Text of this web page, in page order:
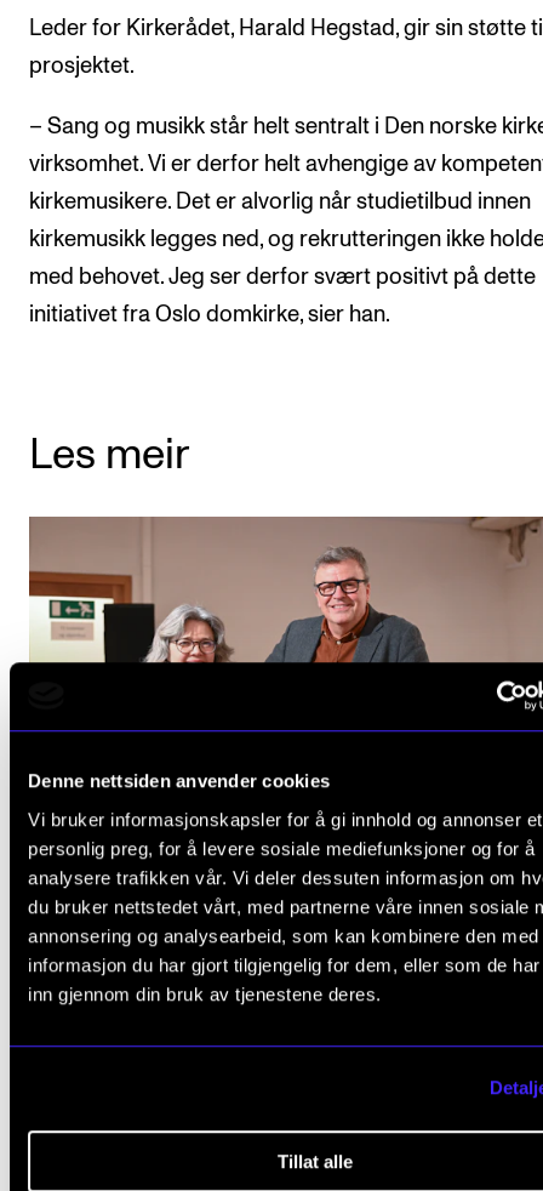
Denne nettsiden anvender cookies
Vi bruker informasjonskapsler for å gi innhold og annonser et
personlig preg, for å levere sosiale mediefunksjoner og for å
analysere trafikken vår. Vi deler dessuten informasjon om
du bruker nettstedet vårt, med partnerne våre innen sosiale
annonsering og analysearbeid, som kan kombinere den med
informasjon du har gjort tilgjengelig for dem, eller som de
inn gjennom din bruk av tjenestene deres.
Tillat alle
Leder for Kirkerådet, Harald Hegstad, gir sin støtte
prosjektet.
– Sang og musikk står helt sentralt i Den norske
virksomhet. Vi er derfor helt avhengige av
kirkemusikere. Det er alvorlig når studietilbud innen
kirkemusikk legges ned, og rekrutteringen ikke
med behovet. Jeg ser derfor svært positivt på dette
initiativet fra Oslo domkirke, sier han.
Les meir
NYHET
– Musikken er ikkje eit tillegg til kyrkja, musikken
kyrkja
21. nov. 2024